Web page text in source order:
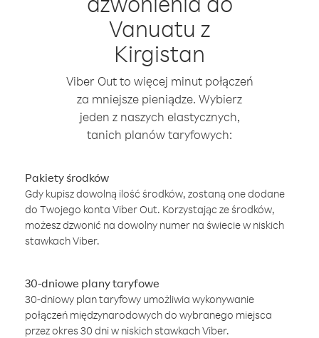
Vanuatu z
Kirgistan
Viber Out to więcej minut połączeń
za mniejsze pieniądze. Wybierz
jeden z naszych elastycznych,
tanich planów taryfowych:
Pakiety środków
Gdy kupisz dowolną ilość środków, zostaną one dodane
do Twojego konta Viber Out. Korzystając ze środków,
możesz dzwonić na dowolny numer na świecie w niskich
stawkach Viber.
30-dniowe plany taryfowe
30-dniowy plan taryfowy umożliwia wykonywanie
połączeń międzynarodowych do wybranego miejsca
przez okres 30 dni w niskich stawkach Viber.